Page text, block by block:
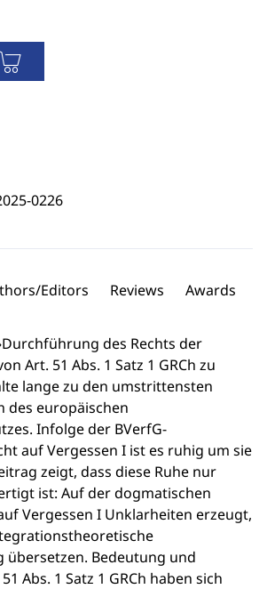
0226
Editors Reviews Awards
des Rechts der
Art. 51 Abs. 1 Satz 1 GRCh zu
lange zu den umstrittensten
des europäischen
Infolge der BVerfG-
auf Vergessen I ist es ruhig um sie
zeigt, dass diese Ruhe nur
ist: Auf der dogmatischen
Vergessen I Unklarheiten erzeugt,
übersetzen. Bedeutung und
Abs. 1 Satz 1 GRCh haben sich